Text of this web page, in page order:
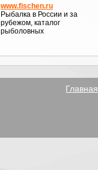
www.fischen.ru
Рыбалка в России и за
рубежом, каталог
рыболовных
Главная